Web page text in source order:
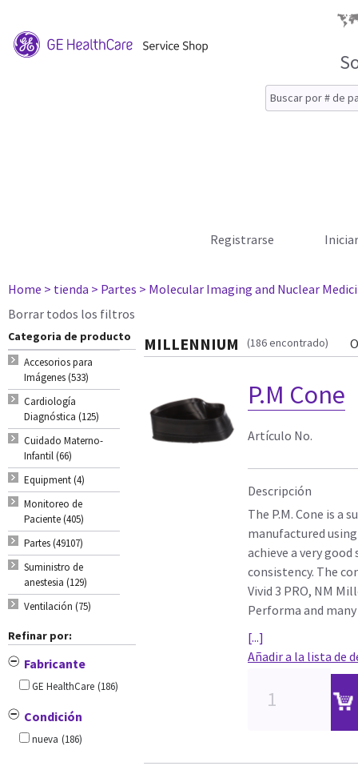
Registrarse
Home > tienda > Partes > Molecular Imaging and Nuclear
Borrar todos los filtros
Categoria de producto
Accesorios para
Imágenes (533)
Cardiología
Diagnóstica (125)
Cuidado Materno-
Infantil (66)
Equipment (4)
Monitoreo de
Paciente (405)
Partes (49107)
Suministro de
anestesia (129)
Ventilación (75)
Refinar por:
Fabricante
GE HealthCare (186)
Condición
nueva (186)
MILLENNIUM (186 encontrado)
P.M Cone
Artículo No.
Descripción
The P.M. Cone is a
manufactured
achieve a very
consistency. The
Vivid 3 PRO, NM
Performa and
[...]
Añadir a la lista de